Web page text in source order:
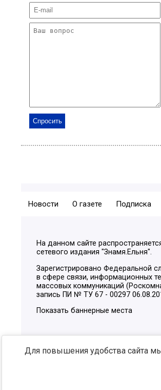
Новости О газете Подписка
На данном сайте
сетевого издания "Знамя.Ельня".
Зарегистрировано Федеральной
в сфере связи, информационных
массовых коммуникаций
запись ПИ № ТУ 67 - 00297
Показать баннерные места
Для повышения удобства сайта